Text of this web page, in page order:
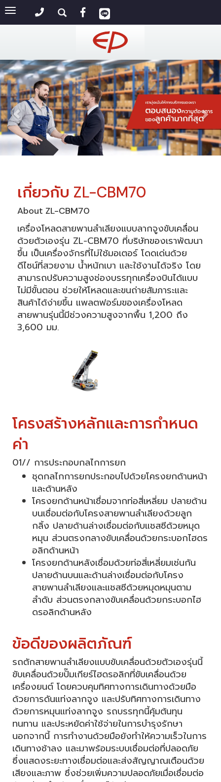
Toggle
navigation
เกี่ยวกับ ZL-CBM70
About ZL-CBM70
เครื่องโหลดสายพานลำเลียงแบบลากจูงขับเคลื่อน
ด้วยตัวเองรุ่น ZL-CBM70 ที่บริษัทของเราพัฒนา
ขึ้น เป็นเครื่องจักรที่ไม่ใช้มอเตอร์ โดดเด่นด้วย
ดีไซน์ที่สวยงาม น้ำหนักเบา และใช้งานได้จริง โดย
สามารถปรับความสูงช่องบรรทุกเครื่องบินได้แบบ
ไม่มีขั้นตอน ช่วยให้โหลดและขนถ่ายสัมภาระและ
สินค้าได้ง่ายขึ้น แพลตฟอร์มของเครื่องโหลด
สายพานรุ่นนี้มีช่วงความสูงจากพื้น 1,200 ถึง
3,600 มม.
โครงสร้างหลักและการกำหนด
ค่า
01// การประกอบกลไกการยก
ชุดกลไกการยกประกอบไปด้วยโครงยกด้านหน้า
และด้านหลัง
โครงยกด้านหน้าเชื่อมจากท่อสี่เหลี่ยม ปลายด้าน
บนเชื่อมต่อกับโครงสายพานลำเลียงด้วยลูก
กลิ้ง ปลายด้านล่างเชื่อมต่อกับแชสซีด้วยหมุด
หมุน ส่วนตรงกลางขับเคลื่อนด้วยกระบอกไฮดร
อลิกด้านหน้า
โครงยกด้านหลังเชื่อมด้วยท่อสี่เหลี่ยมเช่นกัน
ปลายด้านบนและด้านล่างเชื่อมต่อกับโครง
สายพานลำเลียงและแชสซีด้วยหมุดหมุนตาม
ลำดับ ส่วนตรงกลางขับเคลื่อนด้วยกระบอกไฮ
ดรอลิกด้านหลัง
ข้อดีของผลิตภัณฑ์
รถตักสายพานลำเลียงแบบขับเคลื่อนด้วยตัวเองรุ่นนี้
ขับเคลื่อนด้วยปั๊มเกียร์ไฮดรอลิกที่ขับเคลื่อนด้วย
เครื่องยนต์ โดยควบคุมทิศทางการเดินทางด้วยมือ
ด้วยการดันแท่งลากจูง และปรับทิศทางการเดินทาง
ด้วยการหมุนแท่งลากจูง รถบรรทุกนี้คุ้มต้นทุน
ทนทาน และประหยัดค่าใช้จ่ายในการบำรุงรักษา
นอกจากนี้ การทำงานด้วยมือยังทำให้ความเร็วในการ
เดินทางช้าลง และมาพร้อมระบบเชื่อมต่อที่ปลอดภัย
ซึ่งแสดงระยะทางเชื่อมต่อและส่งสัญญาณเตือนด้วย
เสียงและภาพ ซึ่งช่วยเพิ่มความปลอดภัยเมื่อเชื่อมต่อ